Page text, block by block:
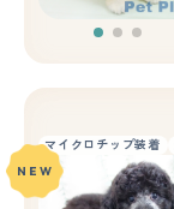
マイクロチップ装着
NEW